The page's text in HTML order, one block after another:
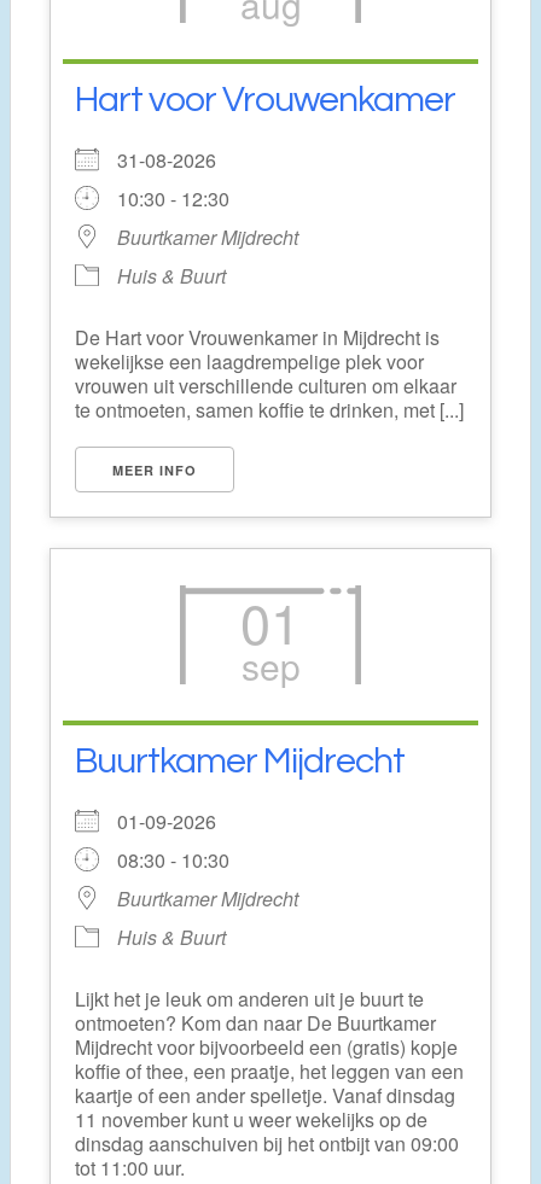
Hart voor Vrouwenkamer
31-08-2026
10:30 - 12:30
Buurtkamer Mijdrecht
Huis & Buurt
De Hart voor Vrouwenkamer in Mijdrecht is
wekelijkse een laagdrempelige plek voor
vrouwen uit verschillende culturen om elkaar
te ontmoeten, samen koffie te drinken, met [...]
MEER INFO
01
sep
Buurtkamer Mijdrecht
01-09-2026
08:30 - 10:30
Buurtkamer Mijdrecht
Huis & Buurt
Lijkt het je leuk om anderen uit je buurt te
ontmoeten? Kom dan naar De Buurtkamer
Mijdrecht voor bijvoorbeeld een (gratis) kopje
koffie of thee, een praatje, het leggen van een
kaartje of een ander spelletje. Vanaf dinsdag
11 november kunt u weer wekelijks op de
dinsdag aanschuiven bij het ontbijt van 09:00
tot 11:00 uur.